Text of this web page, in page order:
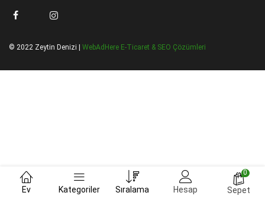
Ev Kategoriler Sıralama Hesap
0
Sepet
© 2022 Zeytin Denizi | WebAdHere E-Ticaret & SEO Çözümleri